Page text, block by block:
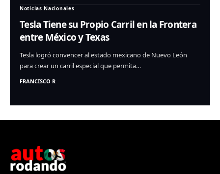
Noticias Nacionales
Tesla Tiene su Propio Carril en la Frontera
entre México y Texas
Tesla logró convencer al estado mexicano de Nuevo León
para crear un carril especial que permita…
FRANCISCO R